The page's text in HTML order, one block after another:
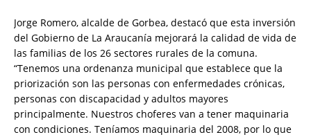
Jorge Romero, alcalde de Gorbea, destacó que esta inversión
del Gobierno de La Araucanía mejorará la calidad de vida de
las familias de los 26 sectores rurales de la comuna.
“Tenemos una ordenanza municipal que establece que la
priorización son las personas con enfermedades crónicas,
personas con discapacidad y adultos mayores
principalmente. Nuestros choferes van a tener maquinaria
con condiciones. Teníamos maquinaria del 2008, por lo que